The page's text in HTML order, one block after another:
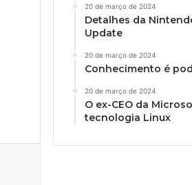
20 de março de 2024
Detalhes da
Update
20 de março de 2024
Conhecimento é
20 de março de 2024
O ex-CEO da
tecnologia Linux